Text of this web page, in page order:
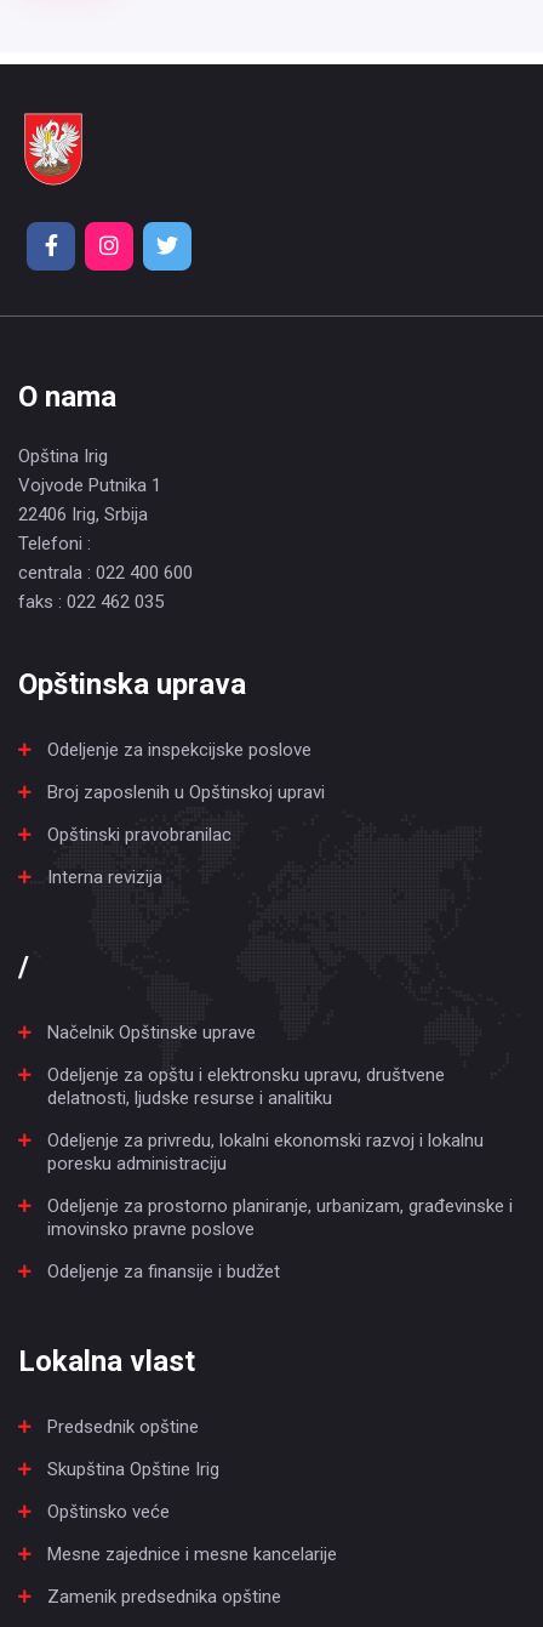
O nama
Opština Irig
Vojvode Putnika 1
22406 Irig, Srbija
Telefoni :
centrala : 022 400 600
faks : 022 462 035
Opštinska uprava
Odeljenje za inspekcijske poslove
Broj zaposlenih u Opštinskoj upravi
Opštinski pravobranilac
Interna revizija
/
Načelnik Opštinske uprave
Odeljenje za opštu i elektronsku upravu, društvene
delatnosti, ljudske resurse i analitiku
Odeljenje za privredu, lokalni ekonomski razvoj i lokalnu
poresku administraciju
Odeljenje za prostorno planiranje, urbanizam, građevinske i
imovinsko pravne poslove
Odeljenje za finansije i budžet
Lokalna vlast
Predsednik opštine
Skupština Opštine Irig
Opštinsko veće
Mesne zajednice i mesne kancelarije
Zamenik predsednika opštine